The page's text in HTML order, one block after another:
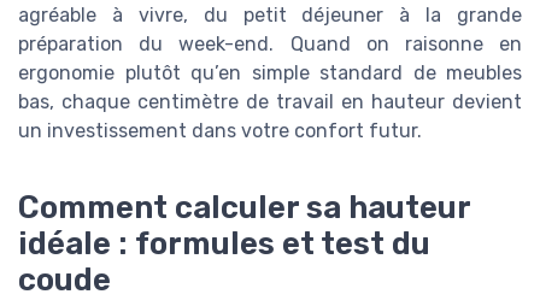
agréable à vivre, du petit déjeuner à la grande
préparation du week-end. Quand on raisonne en
ergonomie plutôt qu’en simple standard de meubles
bas, chaque centimètre de travail en hauteur devient
un investissement dans votre confort futur.
Comment calculer sa hauteur
idéale : formules et test du
coude